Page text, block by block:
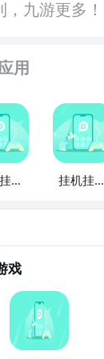
九游更多！
用
机
挂机挂江
戏